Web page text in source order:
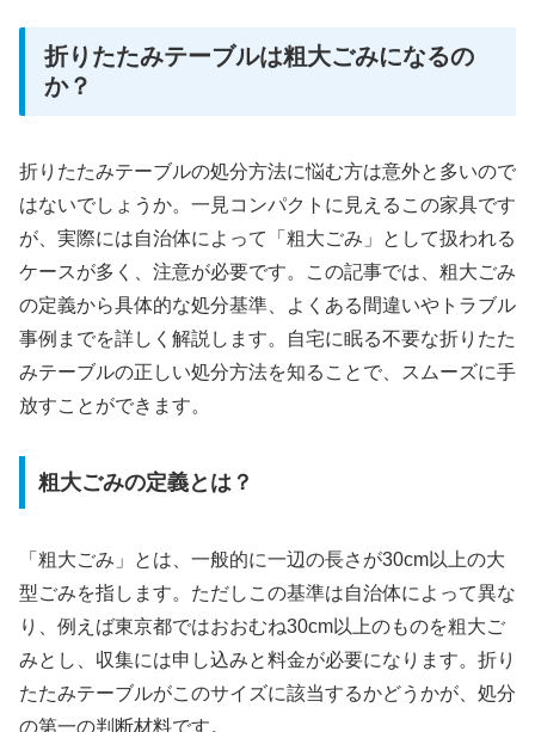
折りたたみテーブルは粗大ごみになるの
か？
折りたたみテーブルの処分方法に悩む方は意外と多いので
はないでしょうか。一見コンパクトに見えるこの家具です
が、実際には自治体によって「粗大ごみ」として扱われる
ケースが多く、注意が必要です。この記事では、粗大ごみ
の定義から具体的な処分基準、よくある間違いやトラブル
事例までを詳しく解説します。自宅に眠る不要な折りたた
みテーブルの正しい処分方法を知ることで、スムーズに手
放すことができます。
粗大ごみの定義とは？
「粗大ごみ」とは、一般的に一辺の長さが30cm以上の大
型ごみを指します。ただしこの基準は自治体によって異な
り、例えば東京都ではおおむね30cm以上のものを粗大ご
みとし、収集には申し込みと料金が必要になります。折り
たたみテーブルがこのサイズに該当するかどうかが、処分
の第一の判断材料です。